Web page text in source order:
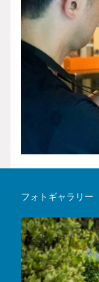
フォトギャラリー